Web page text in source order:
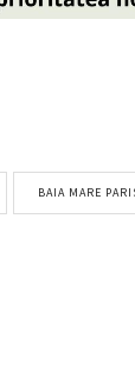
BAIA MARE